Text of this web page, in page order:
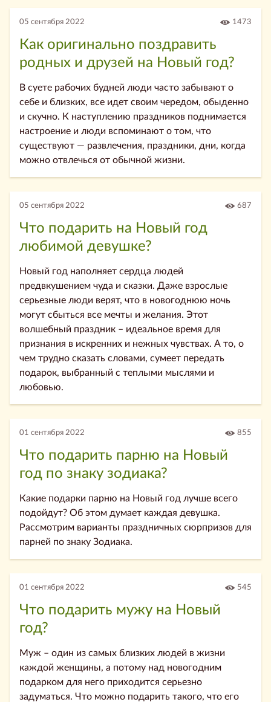
05 сентября 2022 1473
Как оригинально поздравить
родных и друзей на Новый год?
В суете рабочих будней люди часто забывают о
себе и близких, все идет своим чередом, обыденно
и скучно. К наступлению праздников поднимается
настроение и люди вспоминают о том, что
существуют — развлечения, праздники, дни, когда
можно отвлечься от обычной жизни.
05 сентября 2022 687
Что подарить на Новый год
любимой девушке?
Новый год наполняет сердца людей
предвкушением чуда и сказки. Даже взрослые
серьезные люди верят, что в новогоднюю ночь
могут сбыться все мечты и желания. Этот
волшебный праздник – идеальное время для
признания в искренних и нежных чувствах. А то, о
чем трудно сказать словами, сумеет передать
подарок, выбранный с теплыми мыслями и
любовью.
01 сентября 2022 855
Что подарить парню на Новый
год по знаку зодиака?
Какие подарки парню на Новый год лучше всего
подойдут? Об этом думает каждая девушка.
Рассмотрим варианты праздничных сюрпризов для
парней по знаку Зодиака.
01 сентября 2022 545
Что подарить мужу на Новый
год?
Муж – один из самых близких людей в жизни
каждой женщины, а потому над новогодним
подарком для него приходится серьезно
задуматься. Что можно подарить такого, что его